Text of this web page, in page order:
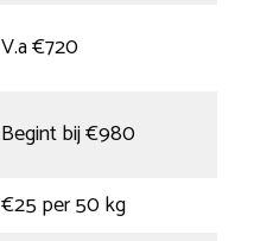
V.a €720
Begint bij €980
€25 per 50 kg